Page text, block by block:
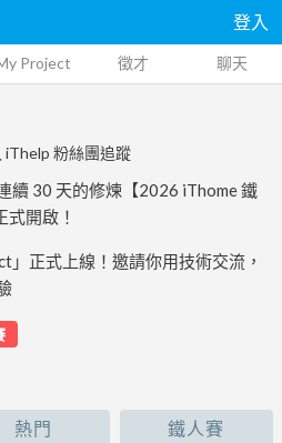
登入
Project 徵才 聊天
iThelp 粉絲團追蹤
續 30 天的修煉【2026 iThome 鐵
式開啟！
正式上線！邀請你用技術交流，
熱門 鐵人賽